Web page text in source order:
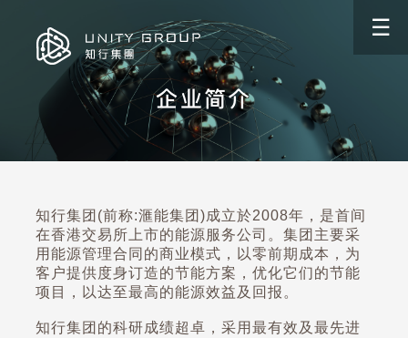
☰
企业简介
知行集团(前称:滙能集团)成立於2008年，是首间
在香港交易所上市的能源服务公司。集团主要采
用能源管理合同的商业模式，以零前期成本，为
客户提供度身订造的节能方案，优化它们的节能
项目，以达至最高的能源效益及回报。
知行集团的科研成绩超卓，采用最有效及最先进